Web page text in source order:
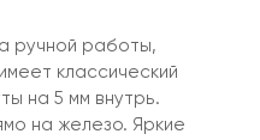
ручной работы,
классический
на 5 мм внутрь.
на железо. Яркие